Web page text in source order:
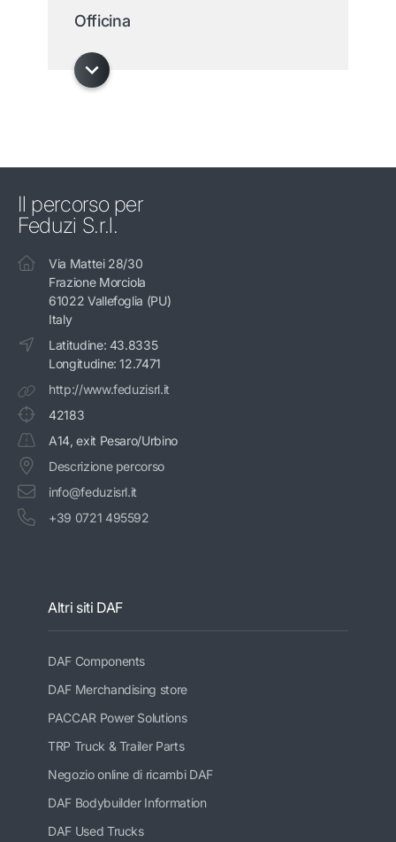
Officina
Il percorso per
Feduzi S.r.l.
Via Mattei 28/30
Frazione Morciola
61022 Vallefoglia (PU)
Italy
Latitudine: 43.8335
Longitudine: 12.7471
http://www.feduzisrl.it
42183
A14, exit Pesaro/Urbino
Descrizione percorso
info@feduzisrl.it
+39 0721 495592
Altri siti DAF
DAF Components
DAF Merchandising store
PACCAR Power Solutions
TRP Truck & Trailer Parts
Negozio online di ricambi DAF
DAF Bodybuilder Information
DAF Used Trucks